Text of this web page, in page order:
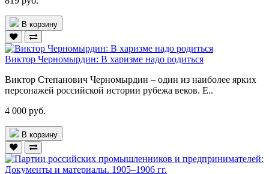
В корзину
Виктор Черномырдин: В харизме надо родиться
Виктор Степанович Черномырдин – один из наиболее ярких
персонажей российской истории рубежа веков. Е..
4 000 руб.
В корзину